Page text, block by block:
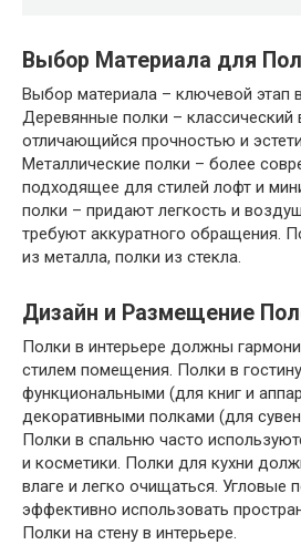
Выбор Материала для
Выбор материала – ключевой этап
Деревянные полки – классический
отличающийся прочностью и
Металлические полки – более
подходящее для стилей лофт и
полки – придают легкость и
требуют аккуратного обращения.
из металла, полки из стекла.
Дизайн и Размещение
Полки в интерьере должны
стилем помещения. Полки в
функциональными (для книг и
декоративными полками (для
Полки в спальню часто
и косметики. Полки для кухни
влаге и легко очищаться. Угловые
эффективно использовать
Полки на стену в интерьере.